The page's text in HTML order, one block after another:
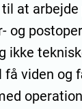
at arbejde
og
ikke
få viden og